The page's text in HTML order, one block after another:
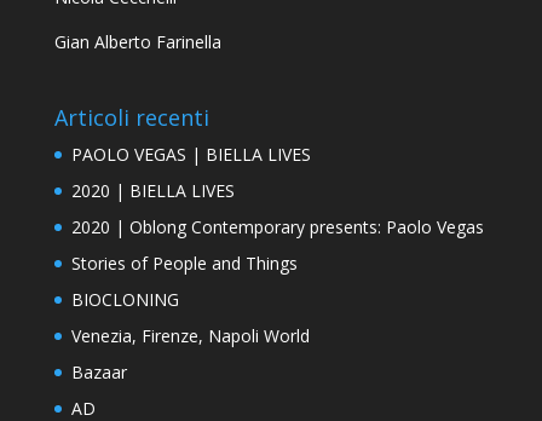
Gian Alberto Farinella
Articoli recenti
PAOLO VEGAS | BIELLA LIVES
2020 | BIELLA LIVES
2020 | Oblong Contemporary presents: Paolo Vegas
Stories of People and Things
BIOCLONING
Venezia, Firenze, Napoli World
Bazaar
AD